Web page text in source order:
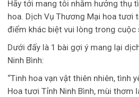
Hãy tới mang tôi nhằm hưởng thụ
hoa. Dịch Vụ Thương Mại hoa tươi
điểm khác biệt vui lòng trong cuộc
Dưới đấy là 1 bài gợi ý mang lại
Ninh Bình:
“Tinh hoa vạn vật thiên nhiên, tình
Hoa tươi Tỉnh Ninh Bình, mùi thơm